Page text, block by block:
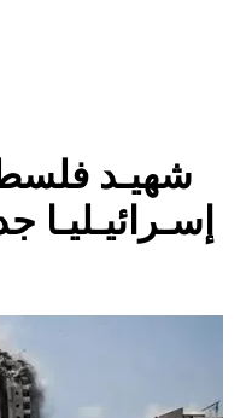
إسـرائيـليـا